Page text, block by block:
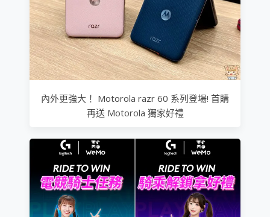
內外更強大！ Motorola razr 60 系列登場! 首購
再送 Motorola 獨家好禮